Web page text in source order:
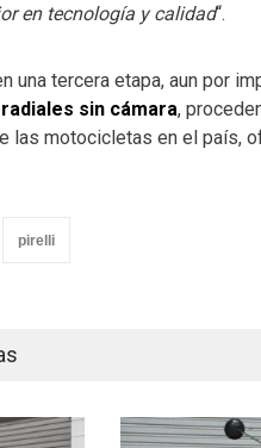
en tecnología y calidad“.
una tercera etapa, aun por
sin cámara,
las motocicletas en el país,
pirelli